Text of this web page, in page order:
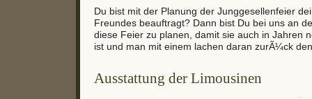
Du bist mit der Planung der Junggesellenfeier
Freundes beauftragt? Dann bist Du bei uns an
diese Feier zu planen, damit sie auch in Jahren
ist und man mit einem lachen daran zurÃ¼ck
Ausstattung der Limousinen